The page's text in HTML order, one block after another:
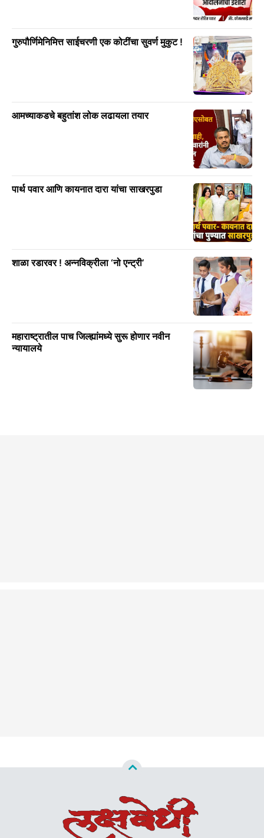
गुरुपौर्णिमेनिमित्त साईचरणी एक कोटींचा सुवर्ण मुकुट !
आमच्याकडचे बहुतांश लोक लढायला तयार
पार्थ पवार आणि कायनात दारा यांचा साखरपुडा
शाळा रडारवर ! अन्नविक्रीला ‘नो एन्ट्री’
महाराष्ट्रातील पाच जिल्ह्यांमध्ये सुरू होणार नवीन
न्यायालये